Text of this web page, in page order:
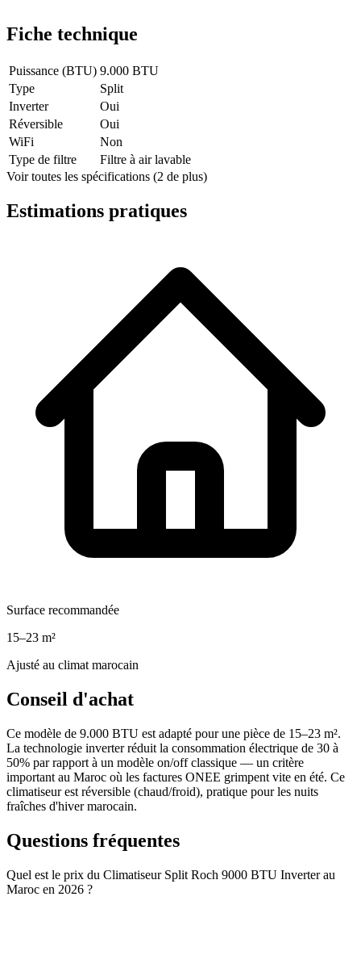
Fiche technique
Puissance (BTU) 9.000 BTU
Type
Split
Inverter
Oui
Réversible
Oui
WiFi
Non
Type de filtre
Filtre à air lavable
Voir toutes les spécifications (2 de plus)
Estimations pratiques
Surface recommandée
15–23 m²
Ajusté au climat marocain
Conseil d'achat
Ce modèle de 9.000 BTU est adapté pour une pièce de 15–23 m².
La technologie inverter réduit la consommation électrique de 30 à
50% par rapport à un modèle on/off classique — un critère
important au Maroc où les factures ONEE grimpent vite en été. Ce
climatiseur est réversible (chaud/froid), pratique pour les nuits
fraîches d'hiver marocain.
Questions fréquentes
Quel est le prix du Climatiseur Split Roch 9000 BTU Inverter au
Maroc en 2026 ?